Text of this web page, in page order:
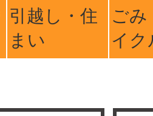
引越し・住
まい
ごみ
イク